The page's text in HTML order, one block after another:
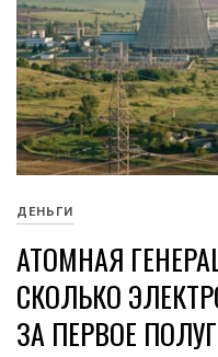
ДЕНЬГИ
АТОМНАЯ
СКОЛЬКО
ЗА ПЕРВОЕ